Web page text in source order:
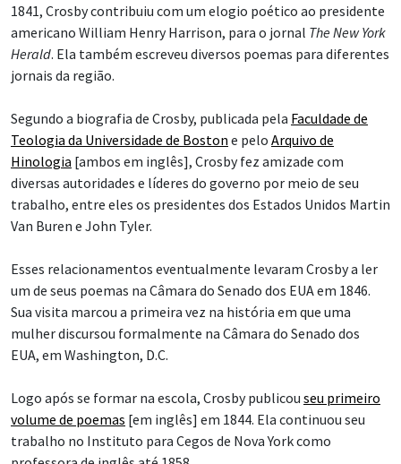
1841, Crosby contribuiu com um elogio poético ao presidente
americano William Henry Harrison, para o jornal The New York
Herald. Ela também escreveu diversos poemas para diferentes
jornais da região.
Segundo a biografia de Crosby, publicada pela Faculdade de
Teologia da Universidade de Boston e pelo Arquivo de
Hinologia [ambos em inglês], Crosby fez amizade com
diversas autoridades e líderes do governo por meio de seu
trabalho, entre eles os presidentes dos Estados Unidos Martin
Van Buren e John Tyler.
Esses relacionamentos eventualmente levaram Crosby a ler
um de seus poemas na Câmara do Senado dos EUA em 1846.
Sua visita marcou a primeira vez na história em que uma
mulher discursou formalmente na Câmara do Senado dos
EUA, em Washington, D.C.
Logo após se formar na escola, Crosby publicou seu primeiro
volume de poemas [em inglês] em 1844. Ela continuou seu
trabalho no Instituto para Cegos de Nova York como